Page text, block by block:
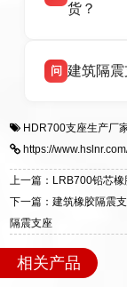
号北方工
货？
适用于民
震支座，
区迎宾大
问 建筑隔
一站式供
标准生产
质、检测
装指导全
HDR700支座生产厂
https://
上一篇：LRB700铅芯
下一篇：建筑橡胶隔震
隔震支座
相关产品